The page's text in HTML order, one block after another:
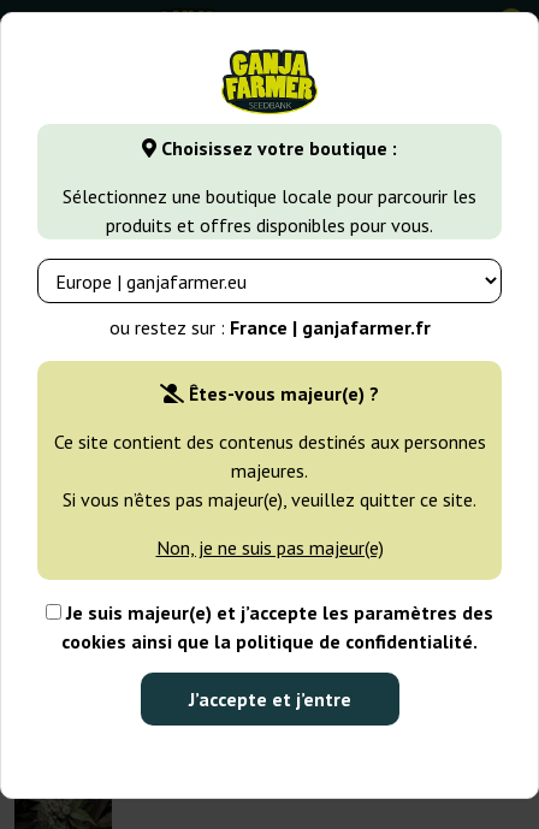
Choisissez votre boutique :
Sélectionnez une boutique locale pour parcourir les
produits et offres disponibles pour vous.
ou restez sur : France | ganjafarmer.fr
Êtes-vous majeur(e) ?
Ce site contient des contenus destinés aux personnes
majeures.
Si vous n’êtes pas majeur(e), veuillez quitter ce site.
Non, je ne suis pas majeur(e)
Je suis majeur(e) et j’accepte les paramètres des
cookies ainsi que la politique de confidentialité.
J’accepte et j’entre
0
GanjaFarmer.fr Types de Graines Graines de Cannabis